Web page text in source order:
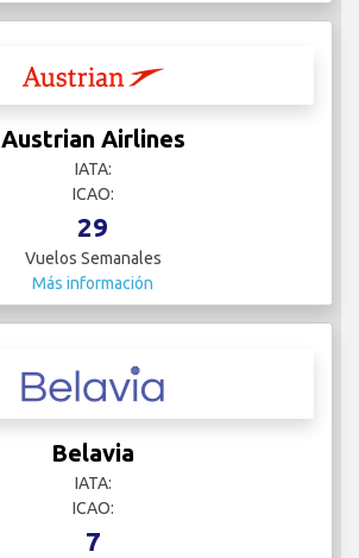
Austrian Airlines
IATA:
ICAO:
29
Vuelos Semanales
Más información
Belavia
IATA:
ICAO:
7